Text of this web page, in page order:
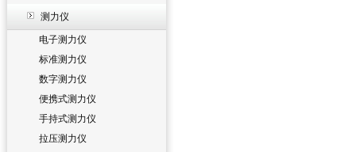
测力仪
电子测力仪
标准测力仪
数字测力仪
便携式测力仪
手持式测力仪
拉压测力仪